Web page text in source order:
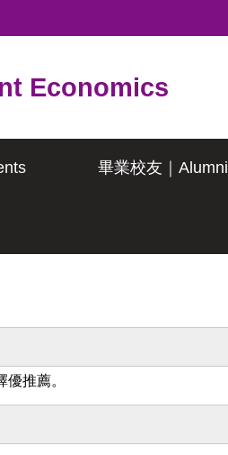
Economics
畢業校友｜Alumni
推薦。